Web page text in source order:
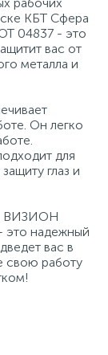
КБТ Сфера
04837 - это
вас от
металла и
Он легко
для
глаз и
ВИЗИОН
это надежный
вас в
свою работу
18
258